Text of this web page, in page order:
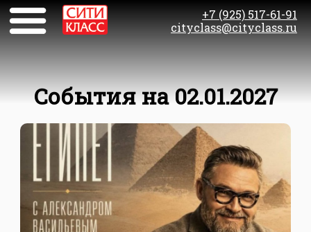
+7 (925) 517-61-91
cityclass@cityclass.ru
События на 02.01.2027